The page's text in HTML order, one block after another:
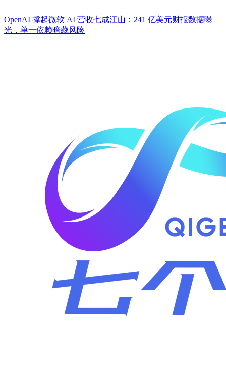
OpenAI 撑起微软 AI 营收七成江山：241 亿美元财报数据曝
光，单一依赖暗藏风险